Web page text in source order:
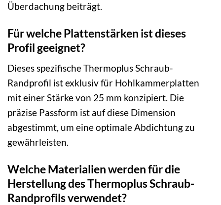
Überdachung beiträgt.
Für welche Plattenstärken ist dieses
Profil geeignet?
Dieses spezifische Thermoplus Schraub-
Randprofil ist exklusiv für Hohlkammerplatten
mit einer Stärke von 25 mm konzipiert. Die
präzise Passform ist auf diese Dimension
abgestimmt, um eine optimale Abdichtung zu
gewährleisten.
Welche Materialien werden für die
Herstellung des Thermoplus Schraub-
Randprofils verwendet?